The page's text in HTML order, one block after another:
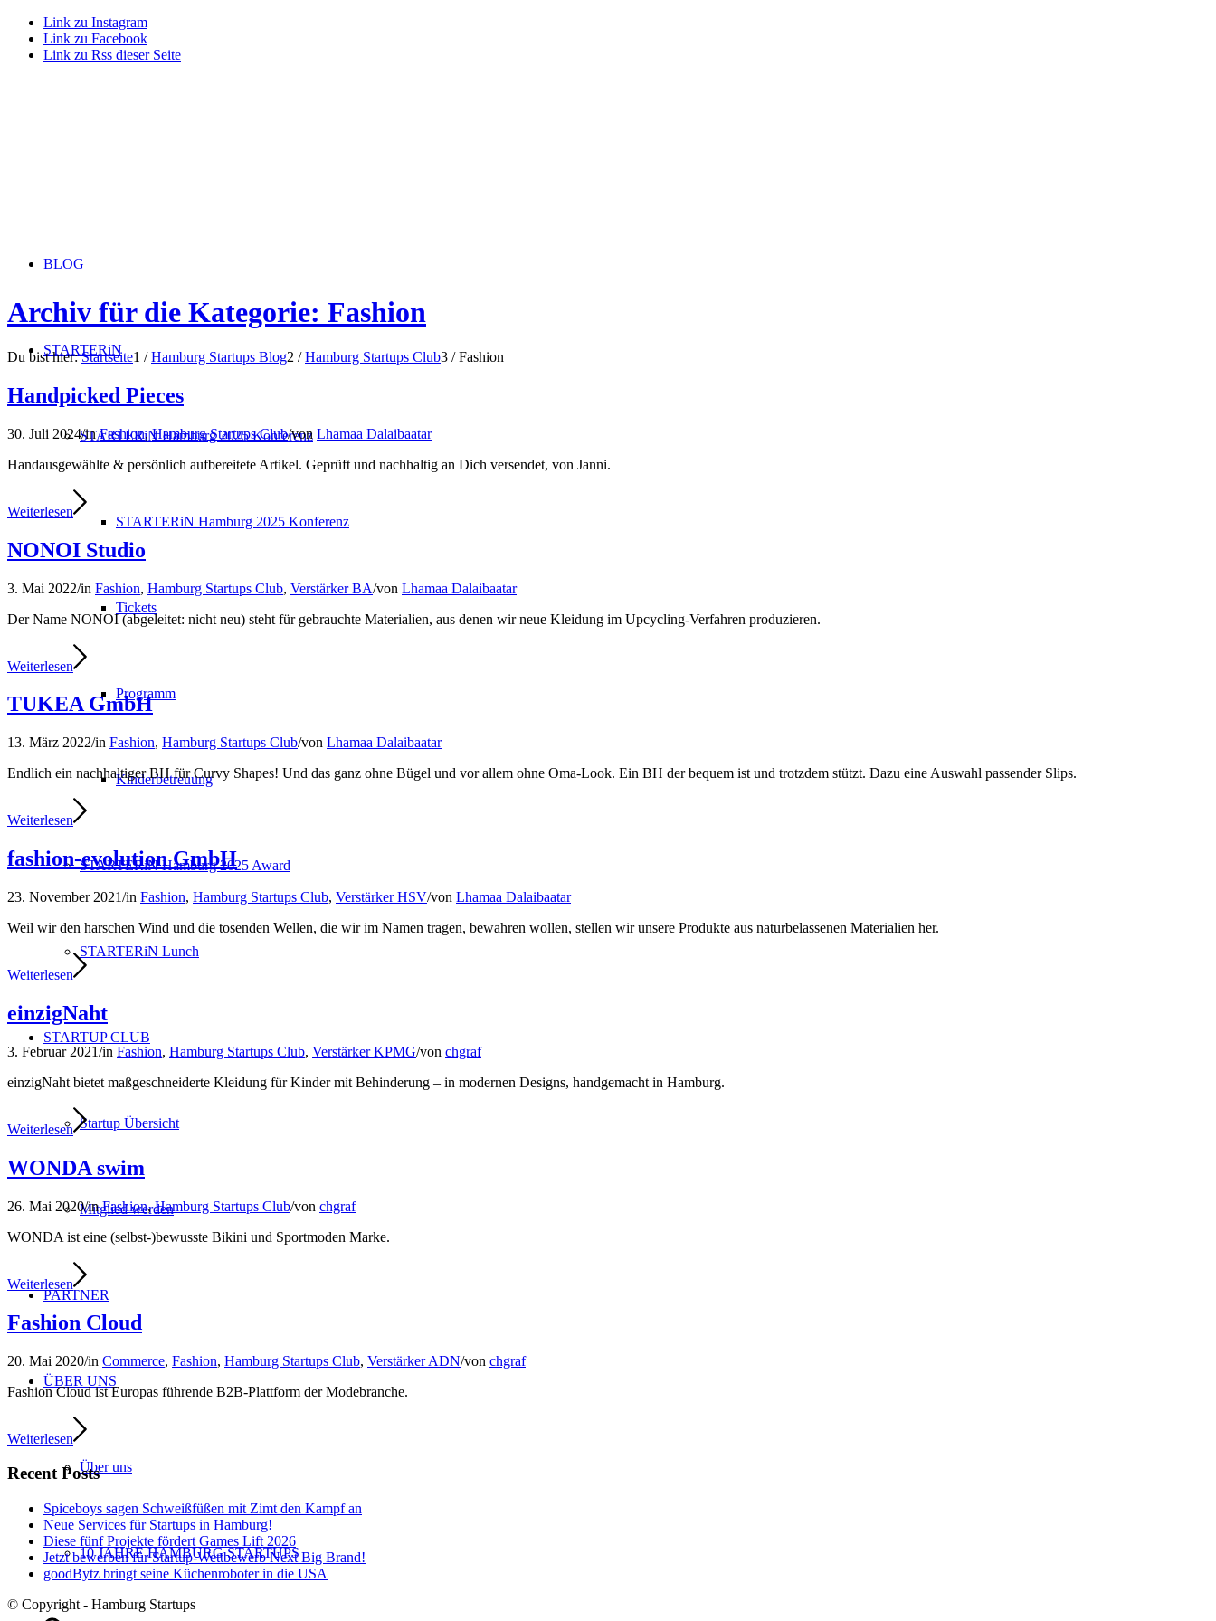
Link zu Instagram
Link zu Facebook
Link zu Rss dieser Seite
BLOG
STARTERiN
STARTERiN Hamburg 2025 Konferenz
STARTERiN Hamburg 2025 Konferenz
Tickets
Programm
Kinderbetreuung
STARTERiN Hamburg 2025 Award
STARTERiN Lunch
STARTUP CLUB
Startup Übersicht
Mitglied werden
PARTNER
ÜBER UNS
Über uns
10 JAHRE HAMBURG STARTUPS
Archiv für die Kategorie: Fashion
Du bist hier: Startseite1 / Hamburg Startups Blog2 / Hamburg Startups Club3 / Fashion
Handpicked Pieces
30. Juli 2024/inFashion,Hamburg Startups Club/von Lhamaa Dalaibaatar
Handausgewählte & persönlich aufbereitete Artikel. Geprüft und nachhaltig an Dich versendet, von Janni.
Weiterlesen
NONOI Studio
3. Mai 2022/in Fashion, Hamburg Startups Club, Verstärker BA/von Lhamaa Dalaibaatar
Der Name NONOI (abgeleitet: nicht neu) steht für gebrauchte Materialien, aus denen wir neue Kleidung im Upcycling-Verfahren produzieren.
Weiterlesen
TUKEA GmbH
13. März 2022/in Fashion, Hamburg Startups Club/von Lhamaa Dalaibaatar
Endlich ein nachhaltiger BH für Curvy Shapes! Und das ganz ohne Bügel und vor allem ohne Oma-Look. Ein BH der bequem ist und trotzdem stützt. Dazu eine Auswahl passender Slips.
Weiterlesen
fashion-evolution GmbH
23. November 2021/in Fashion, Hamburg Startups Club, Verstärker HSV/von Lhamaa Dalaibaatar
Weil wir den harschen Wind und die tosenden Wellen, die wir im Namen tragen, bewahren wollen, stellen wir unsere Produkte aus naturbelassenen Materialien her.
Weiterlesen
einzigNaht
3. Februar 2021/in Fashion, Hamburg Startups Club, Verstärker KPMG/von chgraf
einzigNaht bietet maßgeschneiderte Kleidung für Kinder mit Behinderung – in modernen Designs, handgemacht in Hamburg.
Weiterlesen
WONDA swim
26. Mai 2020/inFashion,Hamburg Startups Club/von chgraf
WONDA ist eine (selbst-)bewusste Bikini und Sportmoden Marke.
Weiterlesen
Fashion Cloud
20. Mai 2020/in Commerce, Fashion, Hamburg Startups Club, Verstärker ADN/von chgraf
Fashion Cloud ist Europas führende B2B-Plattform der Modebranche.
Weiterlesen
Recent Posts
Spiceboys sagen Schweißfüßen mit Zimt den Kampf an
Neue Services für Startups in Hamburg!
Diese fünf Projekte fördert Games Lift 2026
Jetzt bewerben für Startup-Wettbewerb Next Big Brand!
goodBytz bringt seine Küchenroboter in die USA
© Copyright - Hamburg Startups